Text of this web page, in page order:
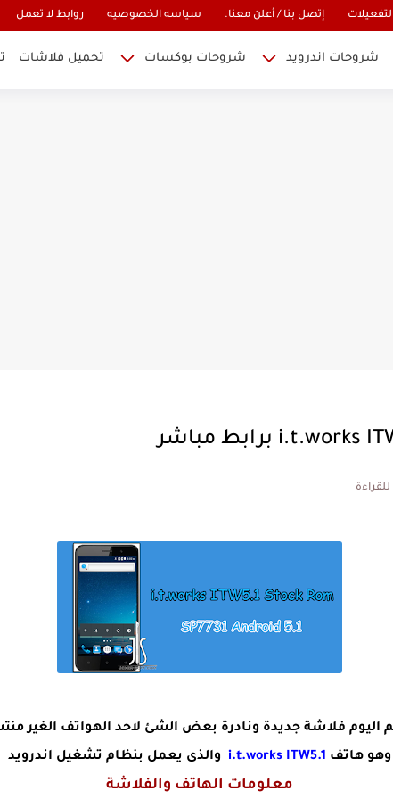
إتصل بنا / أعلن معنا. سياسه الخصوصيه روابط لا تعمل
شروحات اندرويد شروحات بوكسات تحميل فلاشات
اليوم فلاشة جديدة ونادرة بعض الشئ لاحد الهواتف الغير
وهو هاتف i.t.works ITW5.1 والذى يعمل بنظام تشغيل اندرويد
معلومات الهاتف والفلاشة